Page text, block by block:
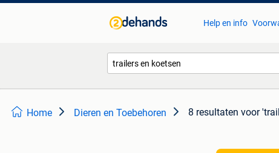
Help en info
Home Dieren en Toebehoren 8 resultaten voor